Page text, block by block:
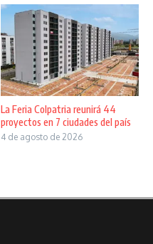
La Feria Colpatria reunirá 44
proyectos en 7 ciudades del país
4 de agosto de 2026